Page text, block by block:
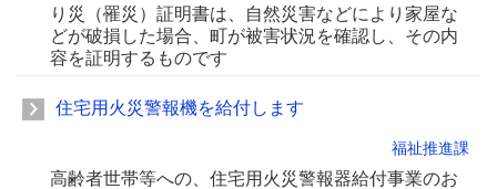
り災（罹災）証明書は、自然災害などにより家屋な
どが破損した場合、町が被害状況を確認し、その内
容を証明するものです
住宅用火災警報機を給付します
福祉推進課
高齢者世帯等への、住宅用火災警報器給付事業のお